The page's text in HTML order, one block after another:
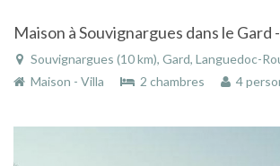
Souvignargues (10 km), Gard, Languedoc-
Maison - Villa
2 chambres 4